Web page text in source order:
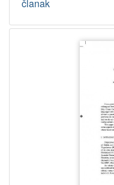
članak